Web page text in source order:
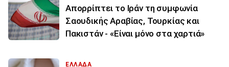
Απορρίπτει το Ιράν τη συμφωνία
Σαουδικής Αραβίας, Τουρκίας και
Πακιστάν - «Είναι μόνο στα χαρτιά»
ΕΛΛΑΔΑ